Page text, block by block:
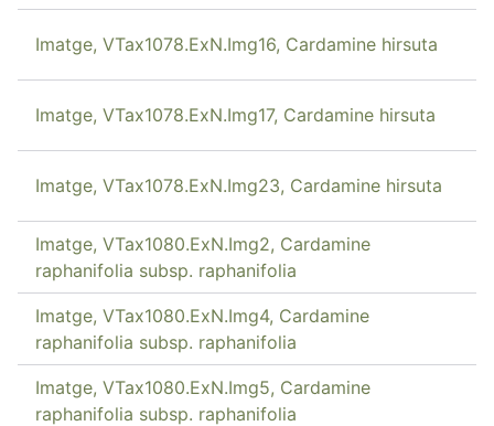
Imatge, VTax1078.ExN.Img16, Cardamine hirsuta
Imatge, VTax1078.ExN.Img17, Cardamine hirsuta
Imatge, VTax1078.ExN.Img23, Cardamine hirsuta
Imatge, VTax1080.ExN.Img2, Cardamine
raphanifolia subsp. raphanifolia
Imatge, VTax1080.ExN.Img4, Cardamine
raphanifolia subsp. raphanifolia
Imatge, VTax1080.ExN.Img5, Cardamine
raphanifolia subsp. raphanifolia